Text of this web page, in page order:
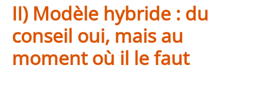
II) Modèle hybride : du
conseil oui, mais au
moment où il le faut